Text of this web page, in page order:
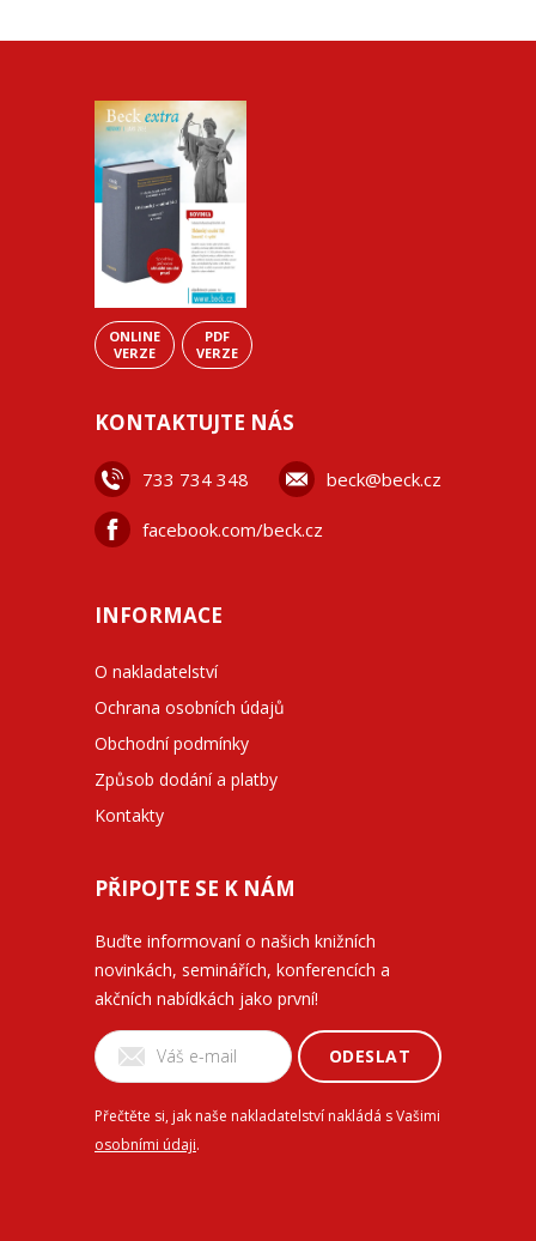
ONLINE
VERZE
PDF
VERZE
KONTAKTUJTE NÁS
733 734 348 beck@beck.cz
facebook.com/beck.cz
INFORMACE
O nakladatelství
Ochrana osobních údajů
Obchodní podmínky
Způsob dodání a platby
Kontakty
PŘIPOJTE SE K NÁM
Buďte informovaní o našich knižních
novinkách, seminářích, konferencích a
akčních nabídkách jako první!
ODESLAT
Přečtěte si, jak naše nakladatelství nakládá s Vašimi
osobními údaji.